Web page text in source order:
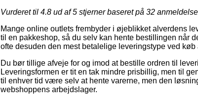
Vurderet til 4.8 ud af 5 stjerner baseret på 32
Mange online outlets frembyder i øjeblikket alverdens
til en pakkeshop, så du selv kan hente bestillingen når
ofte desuden den mest betalelige leveringstype ved
Du bør tillige afveje for og imod at bestille ordren til
Leveringsformen er tit en tak mindre prisbillig, men til
til enhver tid være selv at hente varerne, men den
webshoppens arbejdslager.